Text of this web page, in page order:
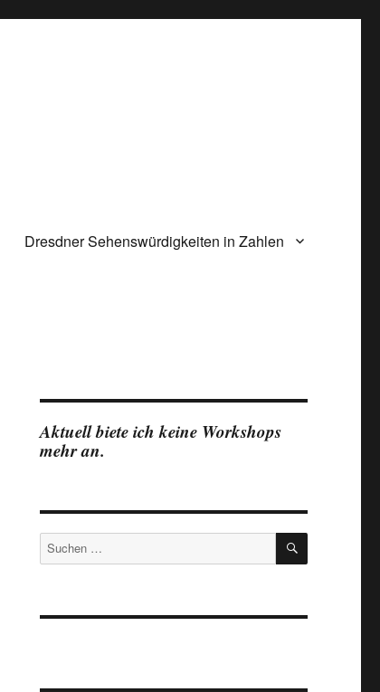
Dresdner Sehenswürdigkeiten in Zahlen
Aktuell biete ich keine Workshops
mehr an.
Suchen
nach:
SUCHEN